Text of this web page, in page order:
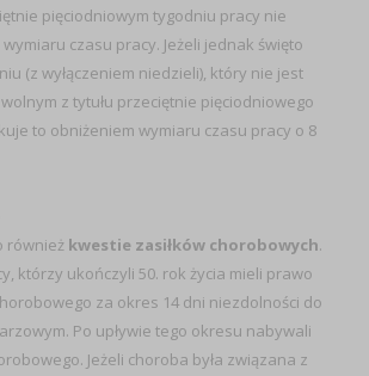
pięciodniowym tygodniu pracy nie
czasu pracy. Jeżeli jednak święto
(z wyłączeniem niedzieli), który nie jest
z tytułu przeciętnie pięciodniowego
to obniżeniem wymiaru czasu pracy o 8
również kwestie zasiłków chorobowych.
którzy ukończyli 50. rok życia mieli prawo
za okres 14 dni niezdolności do
Po upływie tego okresu nabywali
Jeżeli choroba była związana z